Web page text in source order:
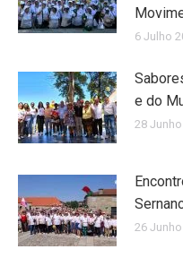
6 Julho
e do
28
26